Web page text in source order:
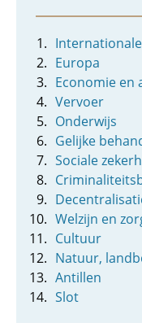
Europa
Economie en
Vervoer
Onderwijs
Gelijke
Sociale
Welzijn en
Cultuur
Natuur,
Antillen
Slot